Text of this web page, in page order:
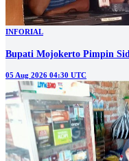
INFORIAL
Bupati Mojokerto Pimpin
05 Aug 2026 04:30 UTC